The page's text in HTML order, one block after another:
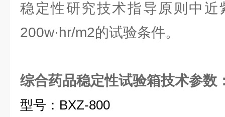
稳定性研究技术指导原则中近
200w·hr/m2的试验条件。
综合药品稳定性试验箱技术参数
型号：BXZ-800